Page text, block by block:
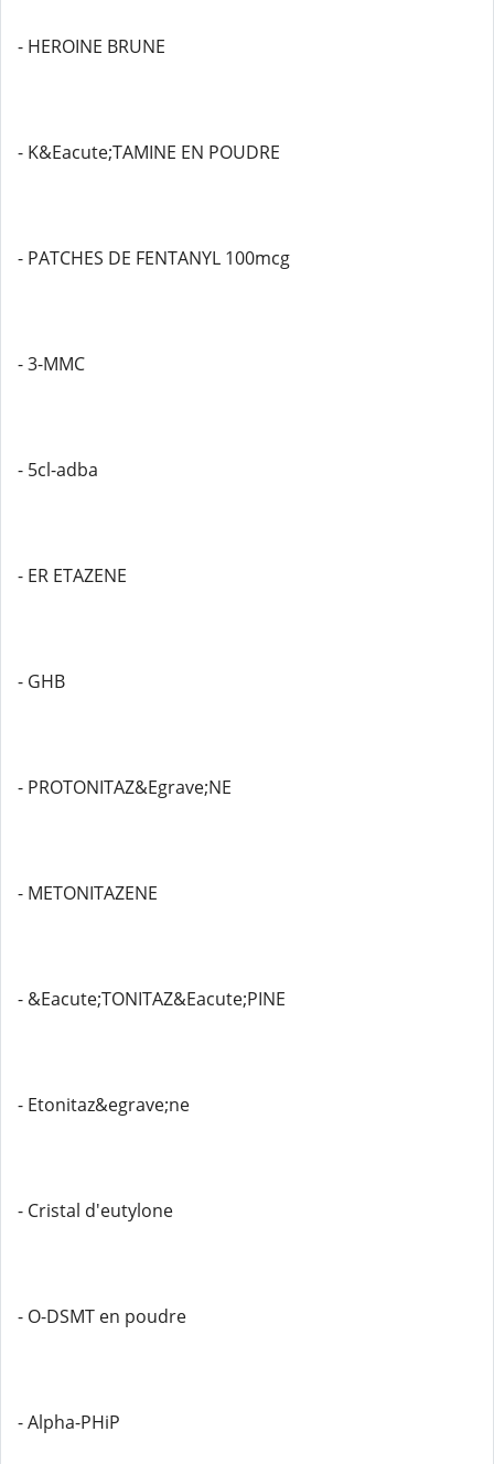
- HEROINE BRUNE
- K&Eacute;TAMINE EN POUDRE
- PATCHES DE FENTANYL 100mcg
- 3-MMC
- 5cl-adba
- ER ETAZENE
- GHB
- PROTONITAZ&Egrave;NE
- METONITAZENE
- &Eacute;TONITAZ&Eacute;PINE
- Etonitaz&egrave;ne
- Cristal d'eutylone
- O-DSMT en poudre
- Alpha-PHiP